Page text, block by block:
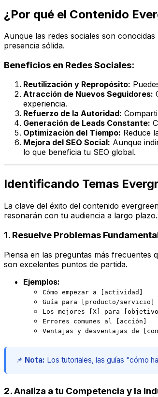
¿Por qué el Contenido
Aunque las redes sociales son
presencia sólida.
Beneficios en Redes Sociales:
Reutilización y Repropósito:
Atracción de Nuevos Seguidores:
experiencia.
Refuerzo de la Autoridad:
Generación de Leads Constante:
Optimización del Tiempo: Reduce
Mejora del SEO Social: Aunque
lo que beneficia tu SEO global.
Identificando Temas
La clave del éxito del contenido
resonarán con tu audiencia a largo plazo.
1. Resuelve Problemas
Piensa en las preguntas más frecuentes
son excelentes puntos de partida.
Ejemplos:
Cómo empezar a [actividad]
Guía para [producto/servicio]
Los mejores [X] para
Errores comunes al [acción]
Ventajas y desventajas de
📌 Nota: Los tutoriales, las guías "cómo
2. Analiza a tu Competencia y la